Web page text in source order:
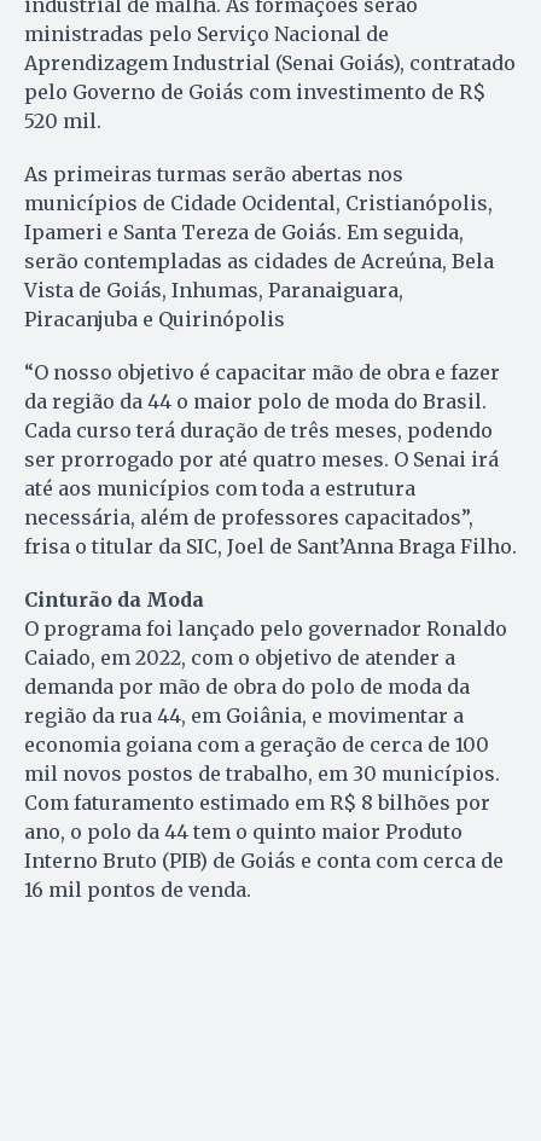
ministradas pelo Serviço Nacional de
Aprendizagem Industrial (Senai Goiás), contratado
pelo Governo de Goiás com investimento de R$
520 mil.
As primeiras turmas serão abertas nos
municípios de Cidade Ocidental, Cristianópolis,
Ipameri e Santa Tereza de Goiás. Em seguida,
serão contempladas as cidades de Acreúna, Bela
Vista de Goiás, Inhumas, Paranaiguara,
Piracanjuba e Quirinópolis
“O nosso objetivo é capacitar mão de obra e fazer
da região da 44 o maior polo de moda do Brasil.
Cada curso terá duração de três meses, podendo
ser prorrogado por até quatro meses. O Senai irá
até aos municípios com toda a estrutura
necessária, além de professores capacitados”,
frisa o titular da SIC, Joel de Sant’Anna Braga Filho.
Cinturão da Moda
O programa foi lançado pelo governador Ronaldo
Caiado, em 2022, com o objetivo de atender a
demanda por mão de obra do polo de moda da
região da rua 44, em Goiânia, e movimentar a
economia goiana com a geração de cerca de 100
mil novos postos de trabalho, em 30 municípios.
Com faturamento estimado em R$ 8 bilhões por
ano, o polo da 44 tem o quinto maior Produto
Interno Bruto (PIB) de Goiás e conta com cerca de
16 mil pontos de venda.